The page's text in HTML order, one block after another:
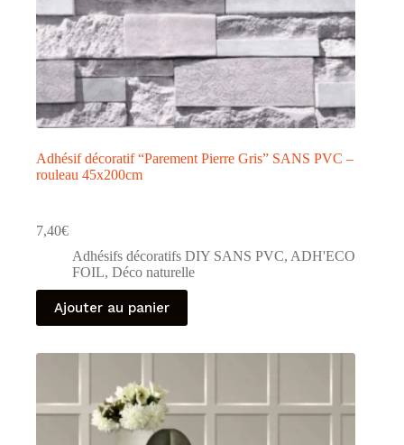
Adhésif décoratif “Parement Pierre Gris” SANS PVC –
rouleau 45x200cm
7,40€
Adhésifs décoratifs DIY SANS PVC, ADH'ECO
FOIL, Déco naturelle
Ajouter au panier